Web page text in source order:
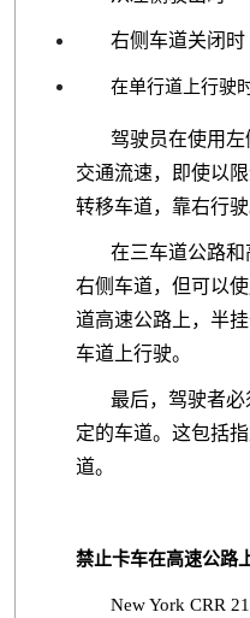
右侧车道关闭时
在单行道上行驶
驾驶员在使用
交通流速，即使以
转移车道，靠右行驶
在三车道公路
右侧车道，但可以
道高速公路上，半
车道上行驶。
最后，驾驶者
定的车道。这包括
道。
禁止卡车在高速公路
New York CRR